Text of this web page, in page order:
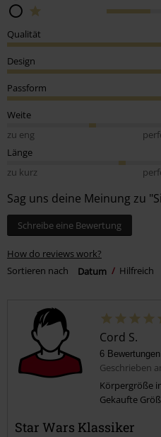
Qualität
Design
Passform
Weite
zu eng
Länge
zu kurz
Sag uns deine Meinung zu
Schreibe eine Bewertung
How do reviews work?
Sortieren nach
Datum Hilfreich
Cord S.
6 Bewertungen
Geschrieben
Körpergröße
Gekaufte
Star Wars Klassiker